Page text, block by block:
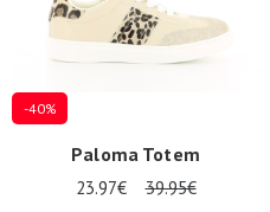
-40%
Paloma Totem
23.97€ 39.95€